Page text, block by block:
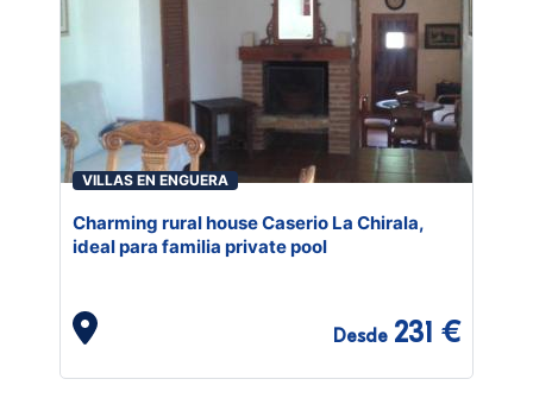
VILLAS EN ENGUERA
Charming rural house Caserio La Chirala,
ideal para familia private pool
Desde 231 €